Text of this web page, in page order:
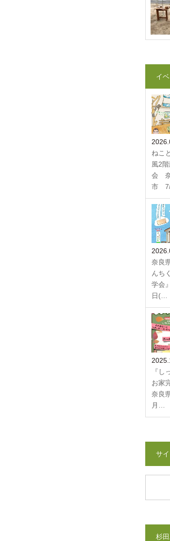
イ
ねこ
風2
会
市
奈良
んち
学会
日(…
『し
お家
奈良
月…
サ
杉